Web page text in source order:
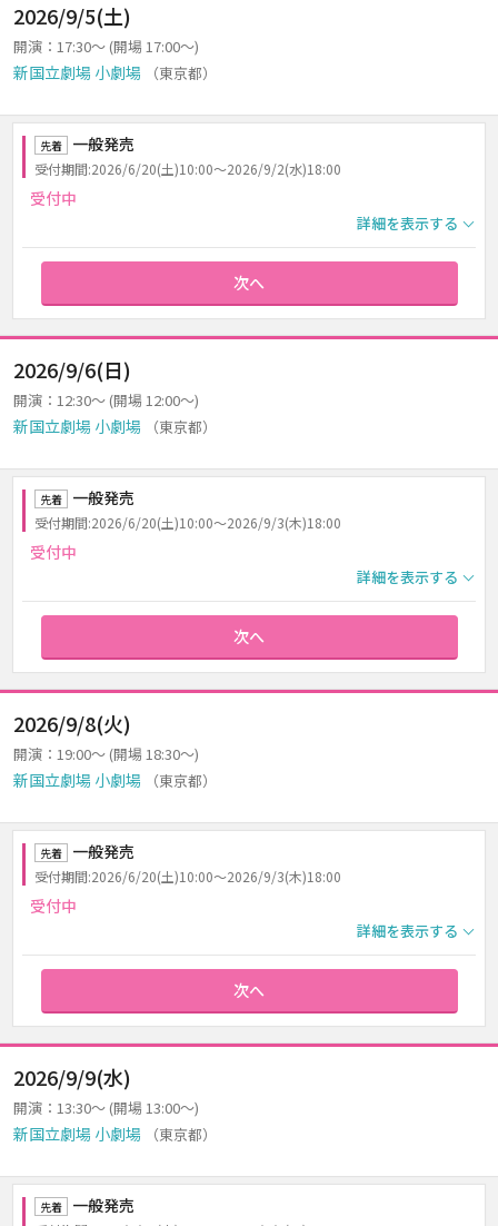
2026/9/5(土)
開演：17:30～ (開場 17:00～)
新国立劇場 小劇場 （東京都）
先着 一般発売
受付期間:2026/6/20(土)10:00～2026/9/2(水)18:00
受付中
詳細を表示する
次へ
2026/9/6(日)
開演：12:30～ (開場 12:00～)
新国立劇場 小劇場 （東京都）
先着 一般発売
受付期間:2026/6/20(土)10:00～2026/9/3(木)18:00
受付中
詳細を表示する
次へ
2026/9/8(火)
開演：19:00～ (開場 18:30～)
新国立劇場 小劇場 （東京都）
先着 一般発売
受付期間:2026/6/20(土)10:00～2026/9/3(木)18:00
受付中
詳細を表示する
次へ
2026/9/9(水)
開演：13:30～ (開場 13:00～)
新国立劇場 小劇場 （東京都）
先着 一般発売